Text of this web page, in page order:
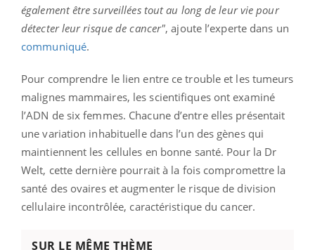
également être surveillées tout au long de leur vie pour
détecter leur risque de cancer", ajoute l’experte dans un
communiqué.
Pour comprendre le lien entre ce trouble et les tumeurs
malignes mammaires, les scientifiques ont examiné
l’ADN de six femmes. Chacune d’entre elles présentait
une variation inhabituelle dans l’un des gènes qui
maintiennent les cellules en bonne santé. Pour la Dr
Welt, cette dernière pourrait à la fois compromettre la
santé des ovaires et augmenter le risque de division
cellulaire incontrôlée, caractéristique du cancer.
SUR LE MÊME THÈME